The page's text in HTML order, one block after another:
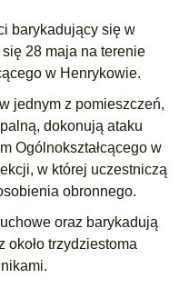
barykadujący się w
28 maja na terenie
w Henrykowie.
jednym z pomieszczeń,
dokonują ataku
Ogólnokształcącego w
w której uczestniczą
obronnego.
oraz barykadują
około trzydziestoma